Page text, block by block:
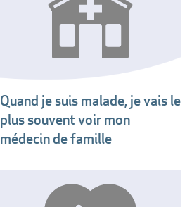
Quand je suis malade, je vais le
plus souvent voir mon
médecin de famille